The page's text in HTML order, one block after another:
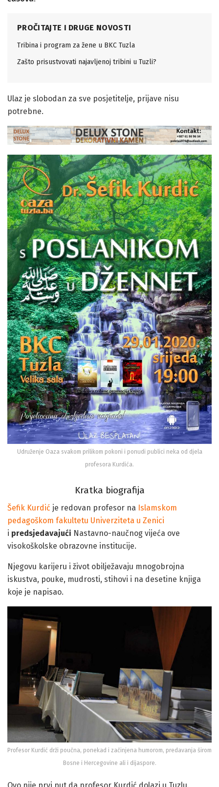
PROČITAJTE I DRUGE NOVOSTI
Tribina i program za žene u BKC Tuzla
Zašto prisustvovati najavljenoj tribini u Tuzli?
Ulaz je slobodan za sve posjetitelje, prijave nisu
potrebne.
Udruženje Oaza svakom prilikom pokoni i ponudi publici neka od djela
profesora Kurdića.
Kratka biografija
Šefik Kurdić je redovan profesor na Islamskom
pedagoškom fakultetu Univerziteta u Zenici
i predsjedavajući Nastavno-naučnog vijeća ove
visokoškolske obrazovne institucije.
Njegovu karijeru i život obilježavaju mnogobrojna
iskustva, pouke, mudrosti, stihovi i na desetine knjiga
koje je napisao.
Profesor Kurdić drži poučna, ponekad i začinjena humorom, predavanja širom
Bosne i Hercegovine ali i dijaspore.
Ovo nije prvi put da profesor Kurdić dolazi u Tuzlu.